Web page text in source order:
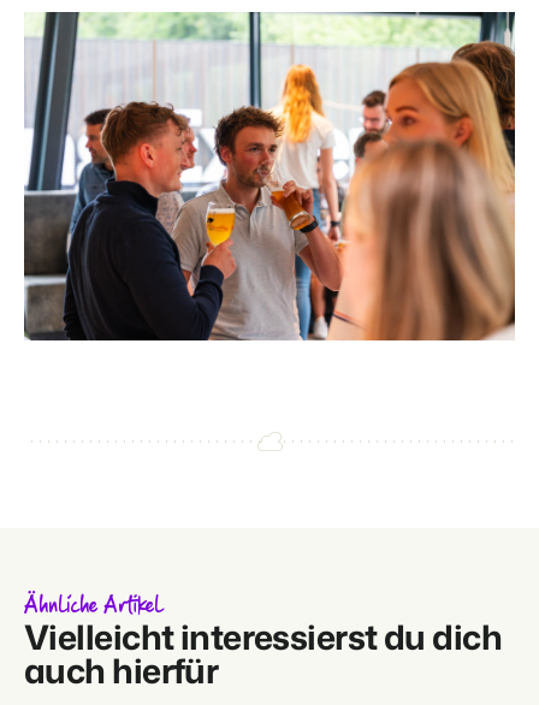
Ähnliche Artikel
Vielleicht interessierst du dich
auch hierfür